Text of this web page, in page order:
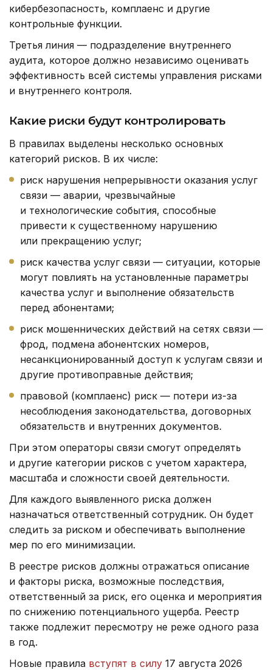
кибербезопасность, комплаенс и другие
контрольные функции.
Третья линия — подразделение внутреннего
аудита, которое должно независимо оценивать
эффективность всей системы управления рисками
и внутреннего контроля.
Какие риски будут контролировать
В правилах выделены несколько основных
категорий рисков. В их числе:
риск нарушения непрерывности оказания услуг
связи — аварии, чрезвычайные
и технологические события, способные
привести к существенному нарушению
или прекращению услуг;
риск качества услуг связи — ситуации, которые
могут повлиять на установленные параметры
качества услуг и выполнение обязательств
перед абонентами;
риск мошеннических действий на сетях связи —
фрод, подмена абонентских номеров,
несанкционированный доступ к услугам связи и
другие противоправные действия;
правовой (комплаенс) риск — потери из-за
несоблюдения законодательства, договорных
обязательств и внутренних документов.
При этом операторы связи смогут определять
и другие категории рисков с учетом характера,
масштаба и сложности своей деятельности.
Для каждого выявленного риска должен
назначаться ответственный сотрудник. Он будет
следить за риском и обеспечивать выполнение
мер по его минимизации.
В реестре рисков должны отражаться описание
и факторы риска, возможные последствия,
ответственный за риск, его оценка и мероприятия
по снижению потенциального ущерба. Реестр
также подлежит пересмотру не реже одного раза
в год.
Новые правила вступят в силу 17 августа 2026